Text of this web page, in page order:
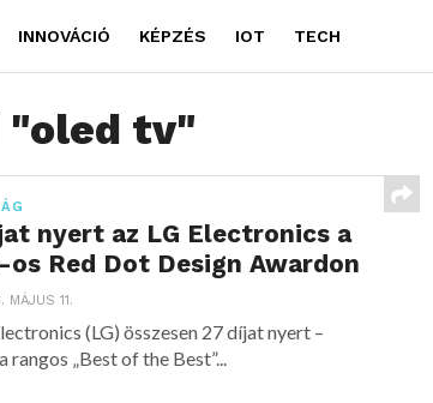
INNOVÁCIÓ KÉPZÉS IOT TECH
"oled tv"
nyert az LG Electronics a
os Red Dot Design Awardon
MÁJUS 11.
(LG) összesen 27 díjat nyert –
rangos „Best of the Best”...